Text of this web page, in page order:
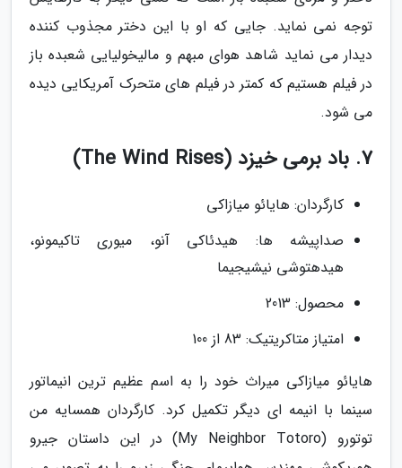
توجه نمی نماید. جایی که او با این دختر مجذوب کننده
دیدار می نماید شاهد هوای مبهم و مالیخولیایی شعبده باز
در فیلم هستیم که کمتر در فیلم های متحرک آمریکایی دیده
می شود.
7. باد برمی خیزد (The Wind Rises)
کارگردان: هایائو میازاکی
صداپیشه ها: هیدئاکی آنو، میوری تاکیمونو،
هیدهتوشی نیشیجیما
محصول: 2013
امتیاز متاکریتیک: 83 از 100
هایائو میازاکی میراث خود را به اسم عظیم ترین انیماتور
سینما با انیمه ای دیگر تکمیل کرد. کارگردان همسایه من
توتورو (My Neighbor Totoro) در این داستان جیرو